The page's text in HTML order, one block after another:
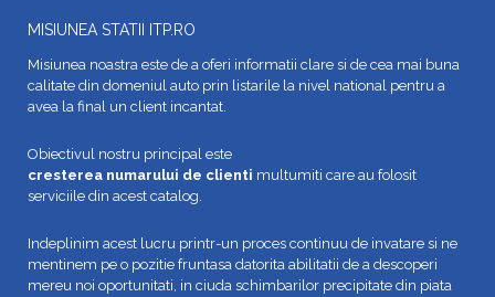
MISIUNEA STATII ITP.RO
Misiunea noastra este de a oferi informatii clare si de cea mai buna
calitate din domeniul auto prin listarile la nivel national pentru a
avea la final un client incantat.
Obiectivul nostru principal este
cresterea numarului de clienti multumiti care au folosit
serviciile din acest catalog.
Indeplinim acest lucru printr-un proces continuu de invatare si ne
mentinem pe o pozitie fruntasa datorita abilitatii de a descoperi
mereu noi oportunitati, in ciuda schimbarilor precipitate din piata